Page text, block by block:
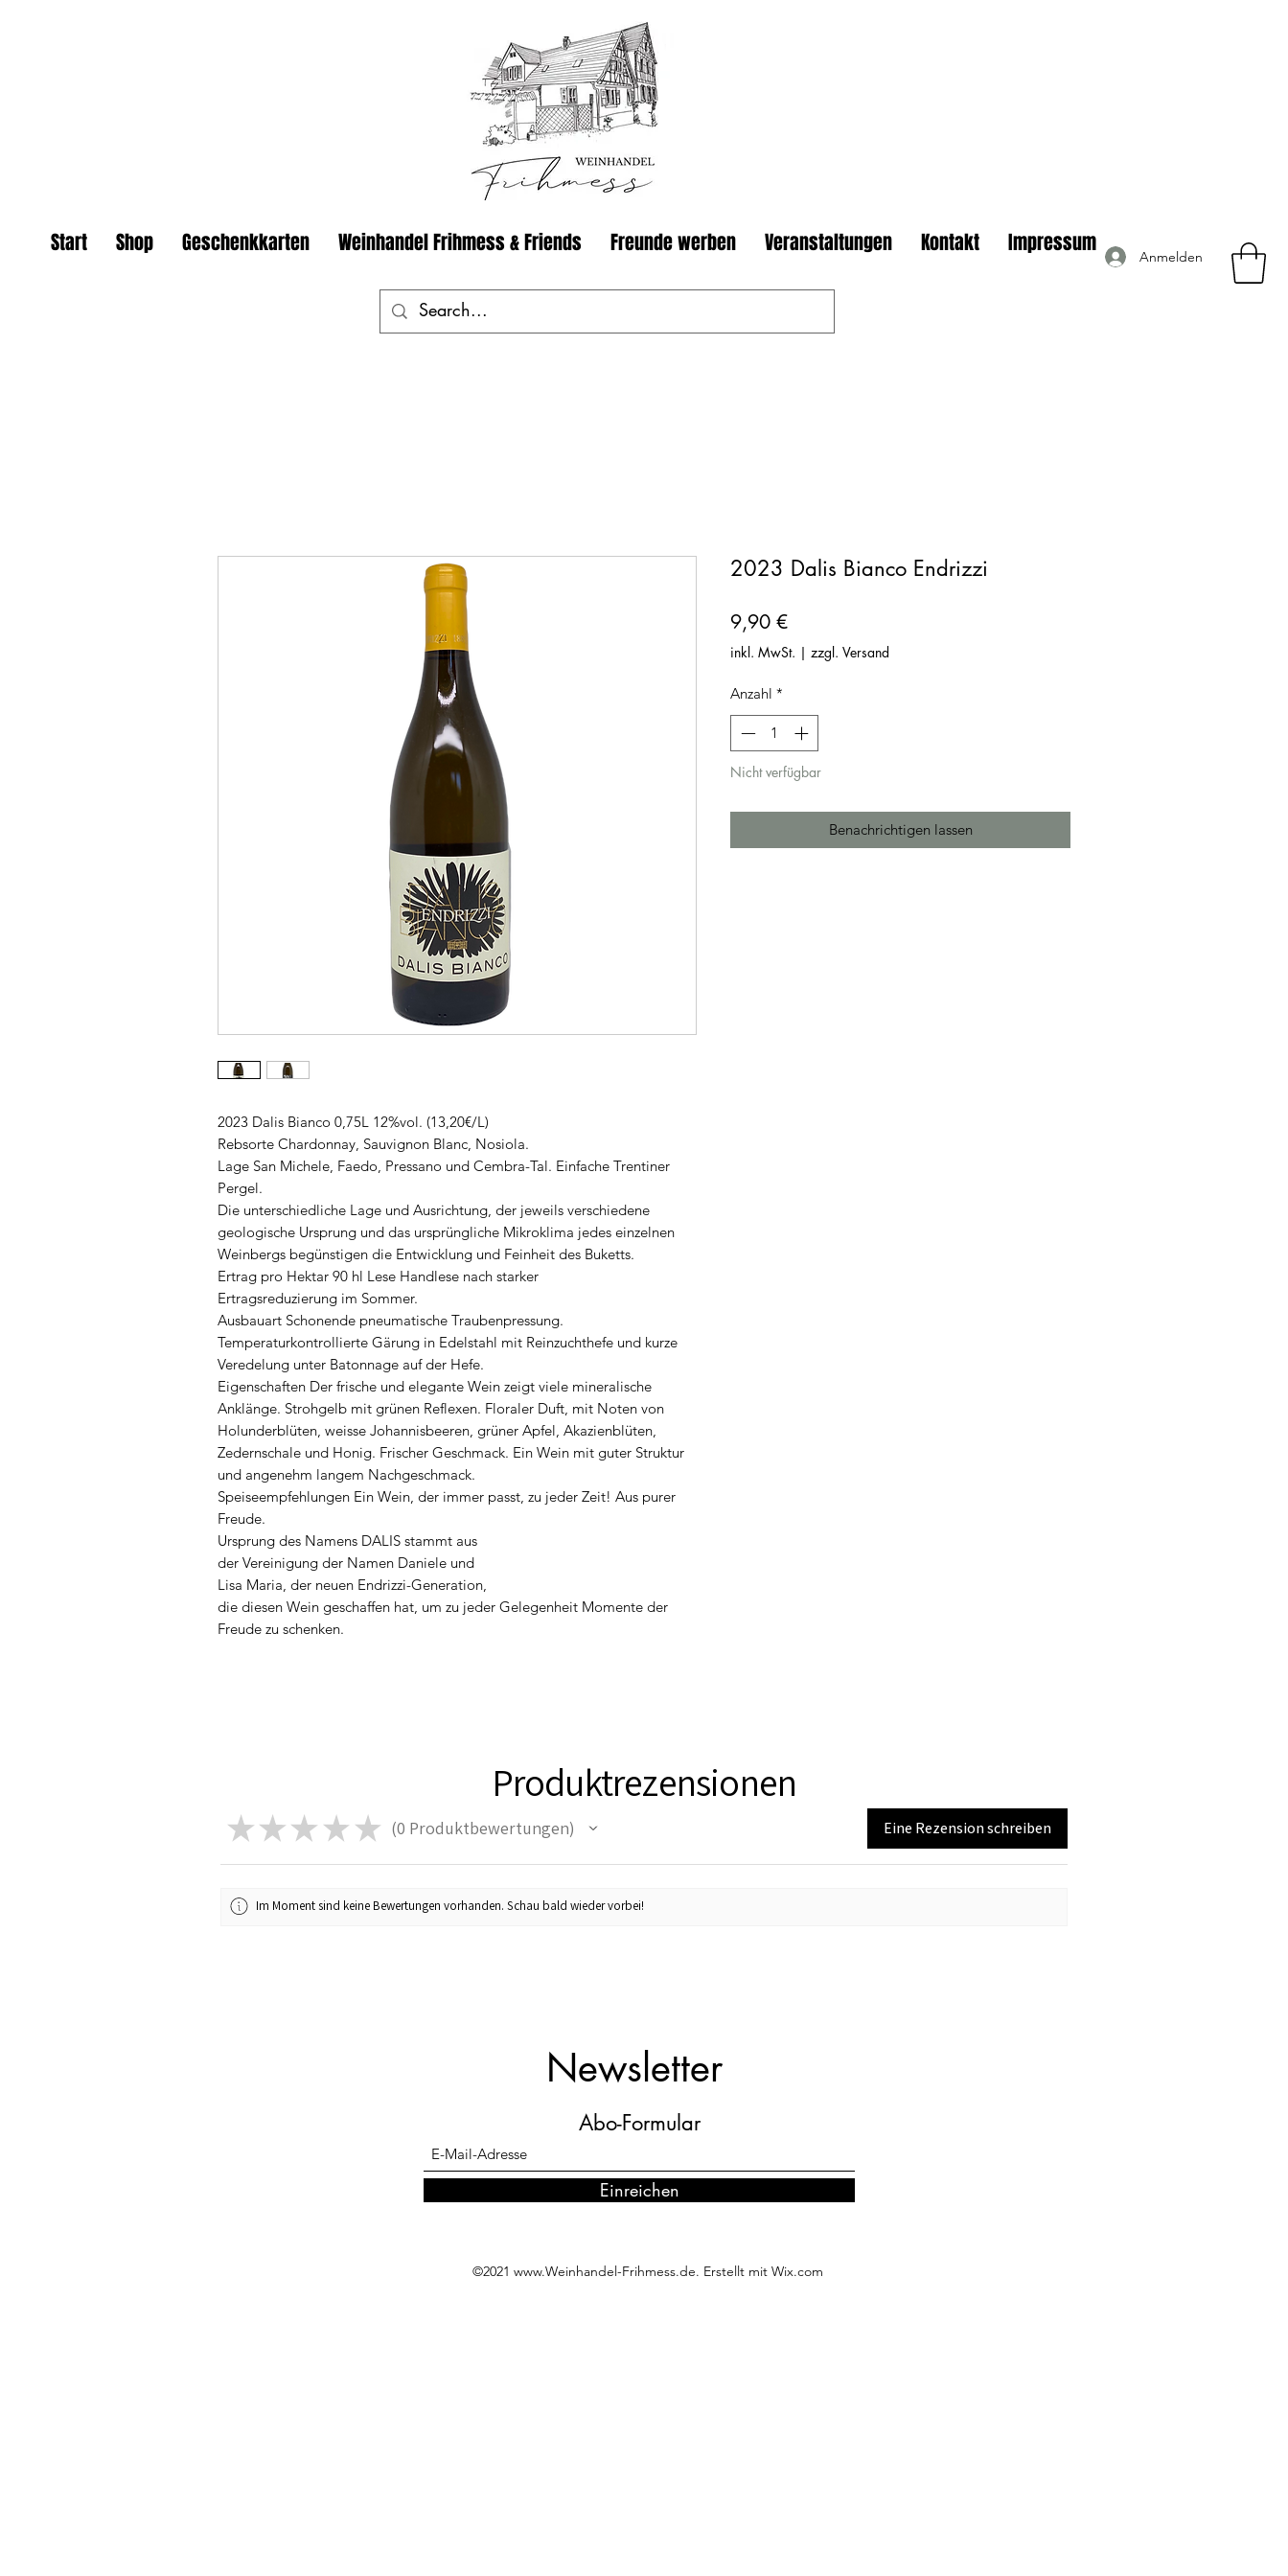
Start Shop Geschenkkarten Weinhandel Frihmess & Friends Freunde werben Veranstaltungen Kontakt Impressum Anmelden
2023 Dalis Bianco 0,75L 12%vol. (13,20€/L)
Rebsorte Chardonnay, Sauvignon Blanc, Nosiola.
Lage San Michele, Faedo, Pressano und Cembra-Tal. Einfache Trentiner
Pergel.
Die unterschiedliche Lage und Ausrichtung, der jeweils verschiedene
geologische Ursprung und das ursprüngliche Mikroklima jedes einzelnen
Weinbergs begünstigen die Entwicklung und Feinheit des Buketts.
Ertrag pro Hektar 90 hl Lese Handlese nach starker
Ertragsreduzierung im Sommer.
Ausbauart Schonende pneumatische Traubenpressung.
Temperaturkontrollierte Gärung in Edelstahl mit Reinzuchthefe und kurze
Veredelung unter Batonnage auf der Hefe.
Eigenschaften Der frische und elegante Wein zeigt viele mineralische
Anklänge. Strohgelb mit grünen Reflexen. Floraler Duft, mit Noten von
Holunderblüten, weisse Johannisbeeren, grüner Apfel, Akazienblüten,
Zedernschale und Honig. Frischer Geschmack. Ein Wein mit guter Struktur
und angenehm langem Nachgeschmack.
Speiseempfehlungen Ein Wein, der immer passt, zu jeder Zeit! Aus purer
Freude.
Ursprung des Namens DALIS stammt aus
der Vereinigung der Namen Daniele und
Lisa Maria, der neuen Endrizzi-Generation,
die diesen Wein geschaffen hat, um zu jeder Gelegenheit Momente der
Freude zu schenken.
2023 Dalis Bianco Endrizzi
9,90 €Preis
inkl. MwSt. | zzgl. Versand
Anzahl *
Nicht verfügbar
Benachrichtigen lassen
Produktrezensionen
★ ★ ★ ★ ★ 0 Produktbewertungen
0 Eine Rezension schreiben
Im Moment sind keine Bewertungen vorhanden. Schau bald wieder vorbei!
Abo-Formular
Einreichen
Newsletter
©2021 www.Weinhandel-Frihmess.de. Erstellt mit Wix.com